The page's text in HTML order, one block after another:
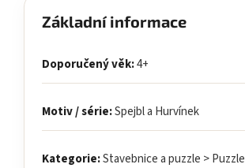
Základní informace
Doporučený věk:4+
Motiv / série:Spejbl a Hurvínek
Kategorie:Stavebnice a puzzle > Puzzle